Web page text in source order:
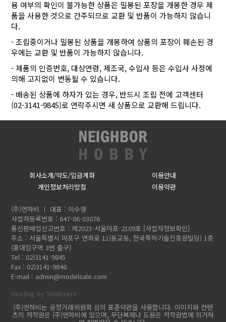
용 여부의 확인이 불가능한 상품은 밀봉된 포장을 개봉한 경우 제
품을 사용한 것으로 간주되므로 교환 및 반품이 가능하지 않습니
다.
- 조립중이거나 밀봉된 상품을 개봉하여 상품의 포장이 훼손된 경
우에는 교환 및 반품이 가능하지 않습니다.
- 제품의 인증번호, 대상연령, 제조국, 수입사 등은 수입사 사정에
의해 고지없이 변동될 수 있습니다.
- 배송된 상품에 하자가 있는 경우, 반드시 조립 전에 고객센터
(02-3141-9845)로 연락주시면 새 상품으로 교환해 드립니다.
회사소개/약도/입금계좌
이용안내
개인정보처리방침
이용약관
(주)엔하비
대표 : 이수영
사업자등록번호 : 647-86-03076
통신판매업신고번호 : 제2023-서울마포-2109호 [사업자정보확인]
주소 : 서울특별시 마포구 연희로 11(동교동, 한국특허기술진흥원빌딩) 1층
(홍대입구역 3번 출구)
Tel : 02)3141-9845
Fax : 02)3141-9846
E-mail : admin@modelsale.com
Hosting by Smileserv
(주)엔하비는 공정거래위원회 심의 표준약관을 사용합니다. 이미지와 컨텐
츠의 저작권은 (주)엔하비에 있으며, 무단복제나 도용은 저작권법에 의거하